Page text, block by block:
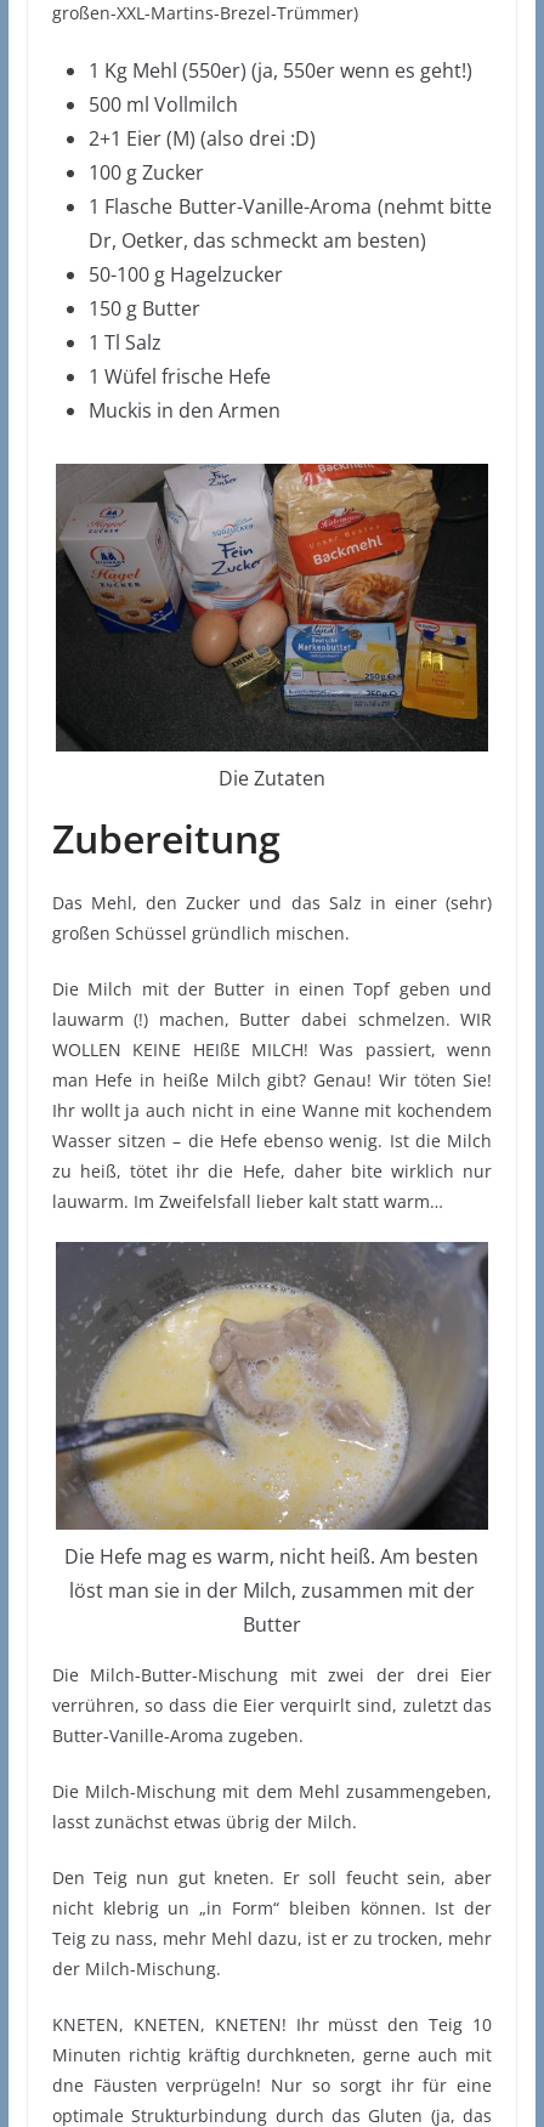
großen-XXL-Martins-Brezel-Trümmer)
1 Kg Mehl (550er) (ja, 550er wenn es geht!)
500 ml Vollmilch
2+1 Eier (M) (also drei :D)
100 g Zucker
1 Flasche Butter-Vanille-Aroma (nehmt bitte
Dr, Oetker, das schmeckt am besten)
50-100 g Hagelzucker
150 g Butter
1 Tl Salz
1 Wüfel frische Hefe
Muckis in den Armen
Die Zutaten
Zubereitung
Das Mehl, den Zucker und das Salz in einer (sehr)
großen Schüssel gründlich mischen.
Die Milch mit der Butter in einen Topf geben und
lauwarm (!) machen, Butter dabei schmelzen. WIR
WOLLEN KEINE HEIßE MILCH! Was passiert, wenn
man Hefe in heiße Milch gibt? Genau! Wir töten Sie!
Ihr wollt ja auch nicht in eine Wanne mit kochendem
Wasser sitzen – die Hefe ebenso wenig. Ist die Milch
zu heiß, tötet ihr die Hefe, daher bite wirklich nur
lauwarm. Im Zweifelsfall lieber kalt statt warm…
Die Hefe mag es warm, nicht heiß. Am besten
löst man sie in der Milch, zusammen mit der
Butter
Die Milch-Butter-Mischung mit zwei der drei Eier
verrühren, so dass die Eier verquirlt sind, zuletzt das
Butter-Vanille-Aroma zugeben.
Die Milch-Mischung mit dem Mehl zusammengeben,
lasst zunächst etwas übrig der Milch.
Den Teig nun gut kneten. Er soll feucht sein, aber
nicht klebrig un „in Form“ bleiben können. Ist der
Teig zu nass, mehr Mehl dazu, ist er zu trocken, mehr
der Milch-Mischung.
KNETEN, KNETEN, KNETEN! Ihr müsst den Teig 10
Minuten richtig kräftig durchkneten, gerne auch mit
dne Fäusten verprügeln! Nur so sorgt ihr für eine
optimale Strukturbindung durch das Gluten (ja, das